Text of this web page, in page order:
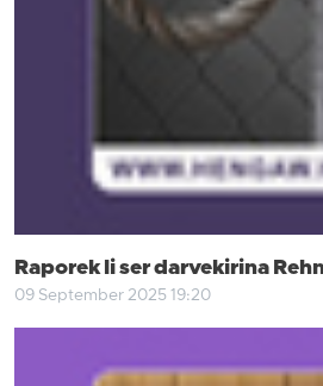
Raporek li ser darvekirina
09 September 2025 19:20